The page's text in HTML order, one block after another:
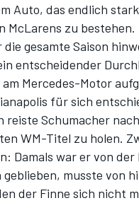
Auto, das endlich
McLarens zu bestehen.
gesamte Saison
entscheidender
Mercedes-Motor
für sich
Schumacher
WM-Titel zu holen.
Damals war er von
musste von
der Finne sich nicht